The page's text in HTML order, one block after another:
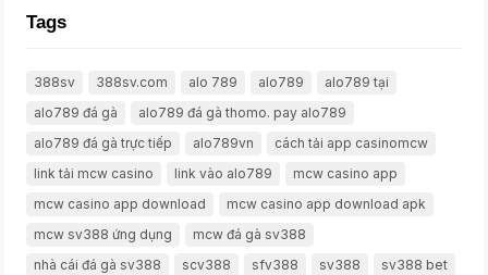
Tags
388sv 388sv.com alo 789 alo789
alo789 tại
alo789 đá gà
alo789 đá gà thomo. pay alo789
alo789 đá gà trực tiếp
alo789vn
cách tải app casinomcw
link tải mcw casino
link vào alo789
mcw casino app
mcw casino app download
mcw casino app download apk
mcw sv388 ứng dụng
mcw đá gà sv388
nhà cái đá gà sv388
scv388 sfv388 sv388
sv388 bet